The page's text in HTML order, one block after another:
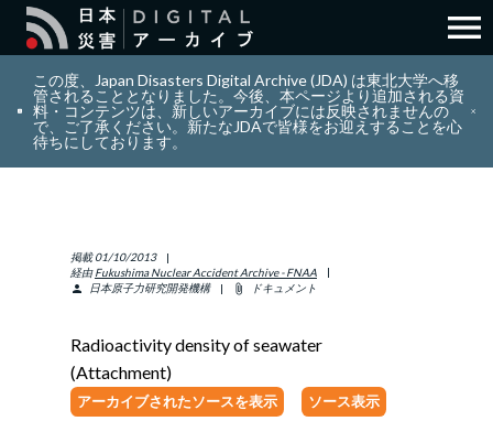
search 検索
layers コレクション
info_outline リソース
ENGLISH 日本語
menu
この度、Japan Disasters Digital Archive (JDA) は東北大学へ移
管されることとなりました。今後、本ページより追加される資
料・コンテンツは、新しいアーカイブには反映されませんの
で、ご了承ください。新たなJDAで皆様をお迎えすることを心
待ちにしております。
掲載 01/10/2013
経由 Fukushima Nuclear Accident Archive - FNAA
person
日本原子力研究開発機構 attach_file ドキュメント
Radioactivity density of seawater
(Attachment)
アーカイブされたソースを表示 ソース表示